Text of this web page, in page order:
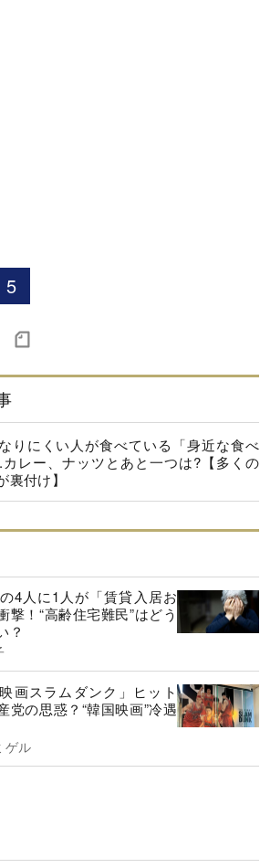
5
りにくい人が食べている「身近な食べ
レー、ナッツとあと一つは?【多くの
裏付け】
4人に1人が「賃貸入居お
撃！“高齢住宅難民”はどう
？
画スラムダンク」ヒット
党の思惑？“韓国映画”冷遇
ゲル